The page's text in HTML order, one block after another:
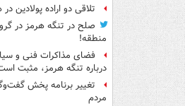
تلاقی دو اراده پولادین
صلح در تنگه هرمز در
منطقه!
فضای مذاکرات فنی و
درباره تنگه هرمز، مثبت
تغییر برنامه پخش
مردم